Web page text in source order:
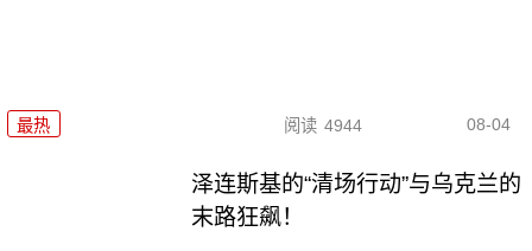
最热 阅读 4944 08-04
泽连斯基的“清场行动”与乌克兰的
末路狂飙！